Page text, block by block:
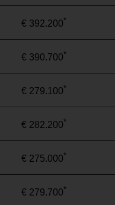
€ 392.200*
€ 390.700*
€ 279.100*
€ 282.200*
€ 275.000*
€ 279.700*